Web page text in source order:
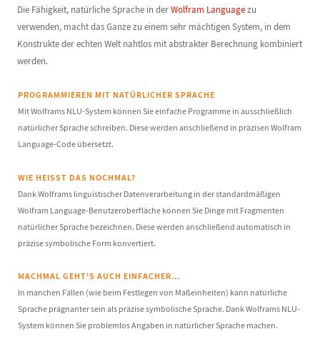
Die Fähigkeit, natürliche Sprache in derWolfram Languagezu
verwenden, macht das Ganze zu einem sehr mächtigen System, in dem
Konstrukte der echten Welt nahtlos mit abstrakter Berechnung kombiniert
werden.
PROGRAMMIEREN MIT NATÜRLICHER SPRACHE
Mit Wolframs NLU-System können Sie einfache Programme in ausschließlich
natürlicher Sprache schreiben. Diese werden anschließend in präzisen Wolfram
Language-Code übersetzt.
WIE HEISST DAS NOCHMAL?
Dank Wolframs linguistischer Datenverarbeitung in der standardmäßigen
Wolfram Language-Benutzeroberfläche können Sie Dinge mit Fragmenten
natürlicher Sprache bezeichnen. Diese werden anschließend automatisch in
präzise symbolische Form konvertiert.
MACHMAL GEHT'S AUCH EINFACHER...
In manchen Fällen (wie beim Festlegen von Maßeinheiten) kann natürliche
Sprache prägnanter sein als präzise symbolische Sprache. Dank Wolframs NLU-
System können Sie problemlos Angaben in natürlicher Sprache machen.